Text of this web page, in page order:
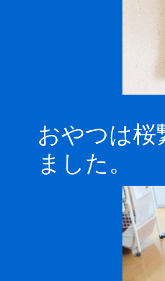
おやつは
ました。